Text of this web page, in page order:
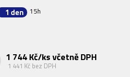
1 den 15h
1 744 Kč/ks včetně DPH
1 441 Kč bez DPH